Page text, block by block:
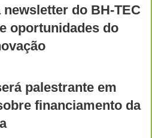
do BH-TEC
oportunidades do
palestrante em
financiamento da